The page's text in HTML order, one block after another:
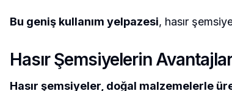
Bu geniş kullanım yelpazesi, hasır
Hasır Şemsiyelerin
Hasır şemsiyeler, doğal malzemelerle